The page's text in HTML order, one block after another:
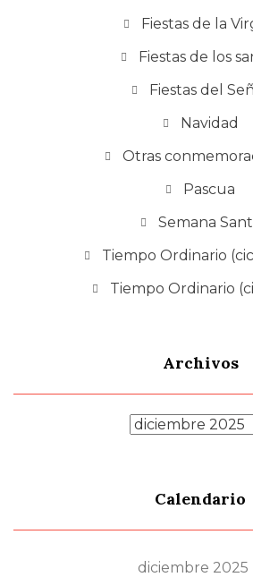
Fiestas de la
Fiestas de los
Fiestas del
Navidad
Otras
Pascua
Semana
Tiempo Ordinario
Tiempo Ordinario
Archivos
Archivos
Calendario
diciembre 2025